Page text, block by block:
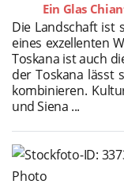
Ein Glas
Die Landschaft ist
eines exzellenten
Toskana ist auch
der Toskana lässt
kombinieren.
und Siena ...